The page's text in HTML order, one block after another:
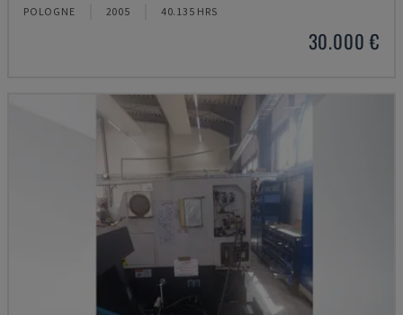
POLOGNE 2005 40.135 HRS
30.000 €